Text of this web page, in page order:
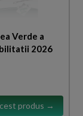
Verde a
2026
produs →